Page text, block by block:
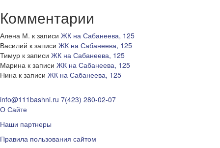
Комментарии
Алена М. к записи ЖК на Сабанеева, 125
Василий к записи ЖК на Сабанеева, 125
Тимур к записи ЖК на Сабанеева, 125
Марина к записи ЖК на Сабанеева, 125
Нина к записи ЖК на Сабанеева, 125
info@111bashni.ru 7(423) 280-02-07
О Сайте
Наши партнеры
Правила пользования сайтом